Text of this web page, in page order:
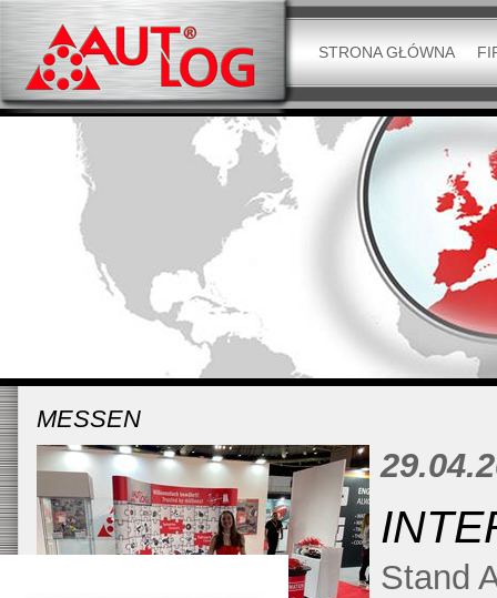
STRONA GŁÓWNA
MESSEN
Stand